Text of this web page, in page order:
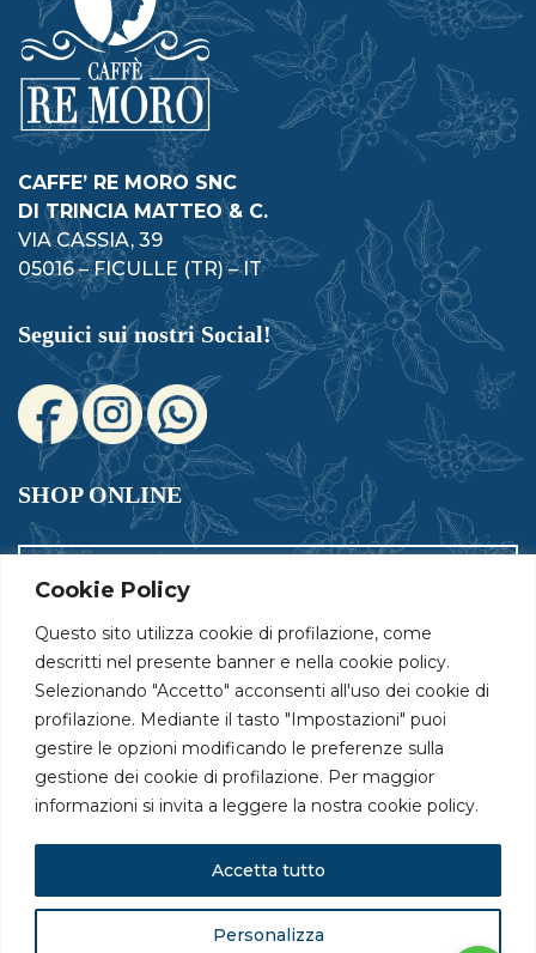
Cookie Policy
Questo sito utilizza cookie di profilazione, come
descritti nel presente banner e nella cookie policy.
Selezionando "Accetto" acconsenti all'uso dei cookie di
profilazione. Mediante il tasto "Impostazioni" puoi
gestire le opzioni modificando le preferenze sulla
gestione dei cookie di profilazione. Per maggior
informazioni si invita a leggere la nostra cookie policy.
Personalizza
Accetta tutto
CAFFE’ RE MORO SNC
DI TRINCIA MATTEO & C.
VIA CASSIA, 39
05016 – FICULLE (TR) – IT
Seguici sui nostri Social!
SHOP ONLINE
Ordina ora il tuo caffè!
Spedizione gratuita per ordini sopra i 39€
Seleziona la tua lingua!
© 2024 Caffè Re Moro |CONDIZIONI DI VENDITA|
PAGAMENTI E SPEDIZIONI|